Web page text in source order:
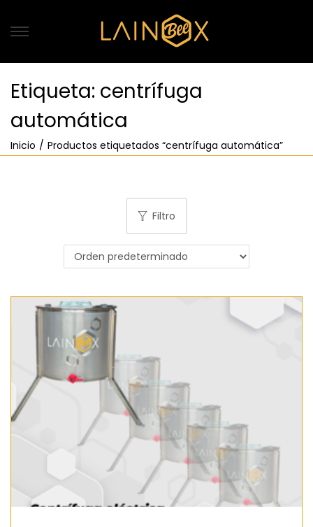
Etiqueta: centrífuga
automática
Inicio / Productos etiquetados “centrífuga automática”
Filtro